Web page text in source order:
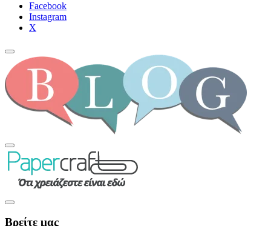
Facebook
Instagram
Χ
Βρείτε μας